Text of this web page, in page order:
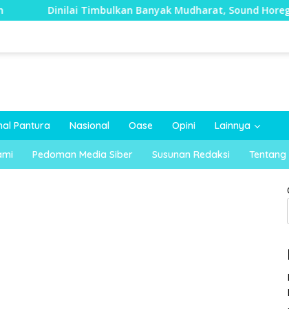
Timbulkan Banyak Mudharat, Sound Horeg di
Pantura Nasional Oase Opini Lainnya
Pedoman Media Siber Susunan Redaksi Tentang